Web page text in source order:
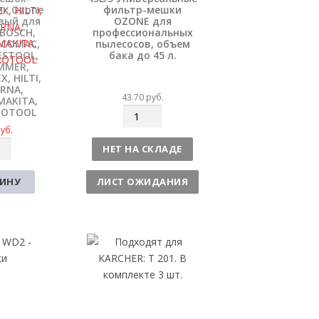
Ozone
для
HILTI,
фильтр-мешки
OZONE для
профессиональных
пылесосов, объем
бака до 45 л.
43.70 руб.
л
и
ч
е
в
о
НЕТ НА СКЛАДЕ
ЛИСТ ОЖИДАНИЯ